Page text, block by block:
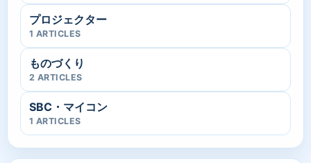
プロジェクター
1 ARTICLES
ものづくり
2 ARTICLES
SBC・マイコン
1 ARTICLES